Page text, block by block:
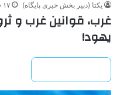
یکتا (دبیر بخش خبری پایگاه) ۱۷ فروردین ۱۳۹۷
غرب، قوانین غرب و
یهود!